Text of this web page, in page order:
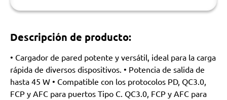
Descripción de producto:
• Cargador de pared potente y versátil, ideal para la carga
rápida de diversos dispositivos. • Potencia de salida de
hasta 45 W • Compatible con los protocolos PD, QC3.0,
FCP y AFC para puertos Tipo C. QC3.0, FCP y AFC para